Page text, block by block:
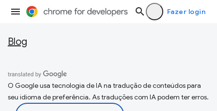
Fazer login
Blog
O Google usa tecnologia de IA na tradução de conteúdos para
seu idioma de preferência. As traduções com IA podem ter erros.